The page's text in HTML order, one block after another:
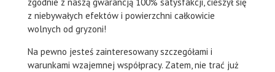
z niebywałych efektów i powierzchni całkowicie
wolnych od gryzoni!
Na pewno jesteś zainteresowany szczegółami i
warunkami wzajemnej współpracy. Zatem, nie trać już